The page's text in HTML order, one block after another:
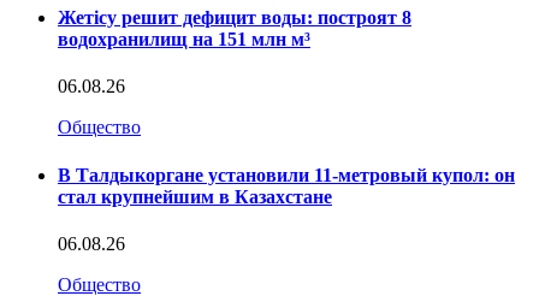
Жетісу решит дефицит воды: построят 8
водохранилищ на 151 млн м³
06.08.26
Общество
В Талдыкоргане установили 11-метровый купол: он
стал крупнейшим в Казахстане
06.08.26
Общество